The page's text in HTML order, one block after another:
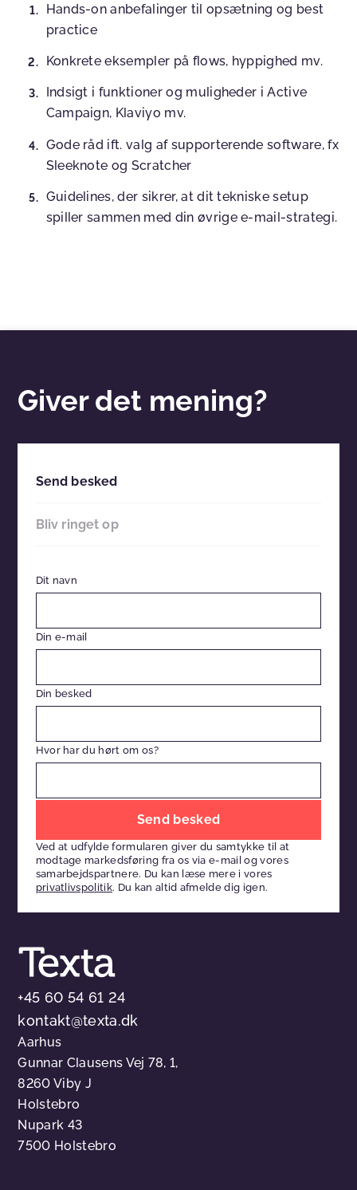
Hands-on anbefalinger til opsætning og best
practice
Konkrete eksempler på flows, hyppighed mv.
Indsigt i funktioner og muligheder i Active
Campaign, Klaviyo mv.
Gode råd ift. valg af supporterende software, fx
Sleeknote og Scratcher
Guidelines, der sikrer, at dit tekniske setup
spiller sammen med din øvrige e-mail-strategi.
Giver det mening?
Send besked
Bliv ringet op
Dit navn
Din e-mail
Din besked
Hvor har du hørt om os?
dette
felt
tomt
Ved at udfylde formularen giver du samtykke til at
modtage markedsføring fra os via e-mail og vores
samarbejdspartnere. Du kan læse mere i vores
privatlivspolitik. Du kan altid afmelde dig igen.
+45 60 54 61 24
kontakt@texta.dk
Aarhus
Gunnar Clausens Vej 78, 1,
8260 Viby J
Holstebro
Nupark 43
7500 Holstebro